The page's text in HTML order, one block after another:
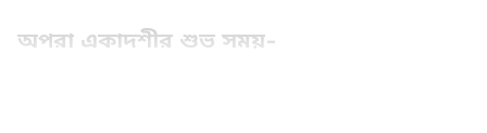
অপরা একাদশীর শুভ সময়-